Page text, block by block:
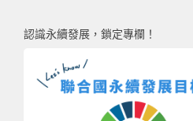
認識永續發展，鎖定專欄！